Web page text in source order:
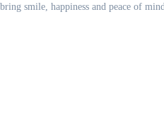
smile, happiness and peace of